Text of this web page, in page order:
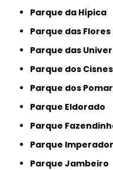
Parque da Hípica
Parque das Flores
Parque das
Parque dos Cisnes
Parque dos
Parque Eldorado
Parque
Parque Imperador
Parque Jambeiro